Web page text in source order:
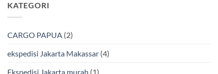
Bmp
Cargo
Laut
Bersama
&
pada
Ekspedisi
Laut
BMP
KATEGORI
CARGO PAPUA (2)
ekspedisi Jakarta Makassar (4)
Ekspedisi Jakarta murah (1)